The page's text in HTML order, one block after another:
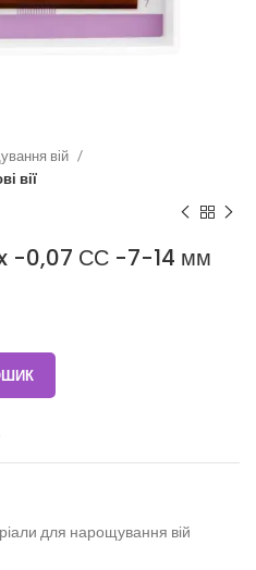
вій
вії
-0,07 СС -7-14 мм
для нарощування вій